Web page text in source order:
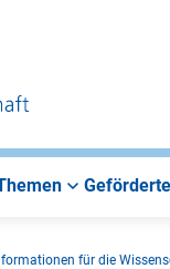
für die